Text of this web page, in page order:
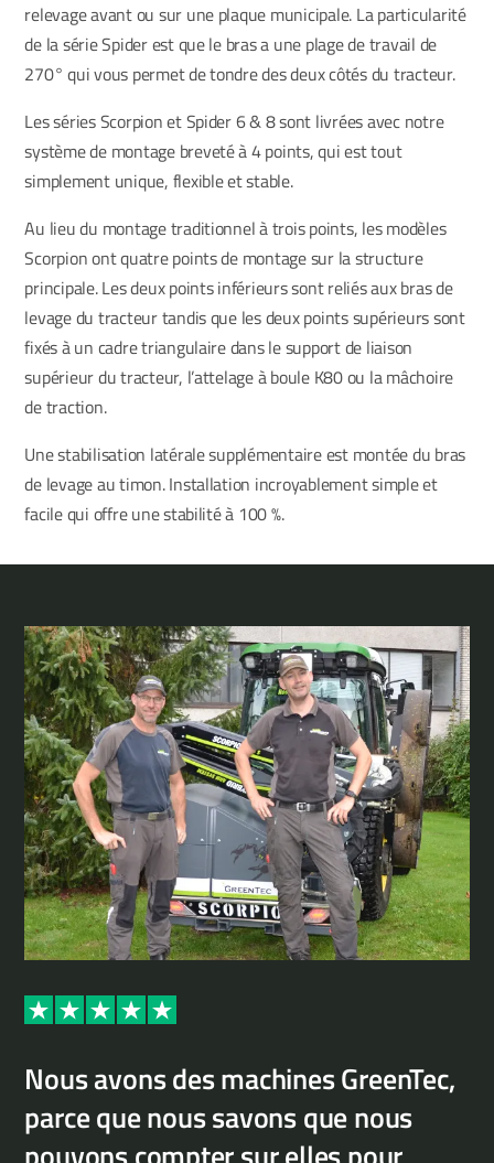
relevage avant ou sur une plaque municipale. La particularité
de la série Spider est que le bras a une plage de travail de
270° qui vous permet de tondre des deux côtés du tracteur.
Les séries Scorpion et Spider 6 & 8 sont livrées avec notre
système de montage breveté à 4 points, qui est tout
simplement unique, flexible et stable.
Au lieu du montage traditionnel à trois points, les modèles
Scorpion ont quatre points de montage sur la structure
principale. Les deux points inférieurs sont reliés aux bras de
levage du tracteur tandis que les deux points supérieurs sont
fixés à un cadre triangulaire dans le support de liaison
supérieur du tracteur, l’attelage à boule K80 ou la mâchoire
de traction.
Une stabilisation latérale supplémentaire est montée du bras
de levage au timon. Installation incroyablement simple et
facile qui offre une stabilité à 100 %.
Nous avons des machines GreenTec,
parce que nous savons que nous